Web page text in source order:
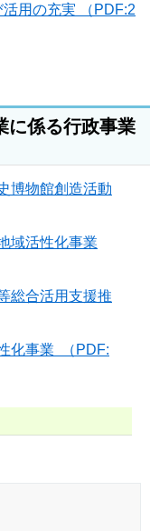
用の充実 （PDF:2
に係る行政事業
博物館創造活動
域活性化事業
総合活用支援推
化事業 （PDF: